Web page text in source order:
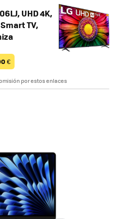
UHD 4K,
TV,
€
por estos enlaces